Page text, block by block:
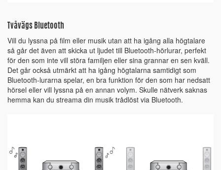
Tvåvägs Bluetooth
Vill du lyssna på film eller musik utan att ha igång alla högtalare
så går det även att skicka ut ljudet till Bluetooth-hörlurar, perfekt
för den som inte vill störa familjen eller sina grannar en sen kväll.
Det går också utmärkt att ha igång högtalarna samtidigt som
Bluetooth-lurarna spelar, en bra funktion för den som har nedsatt
hörsel eller vill lyssna på en annan volym. Skulle nätverk saknas
hemma kan du streama din musik trådlöst via Bluetooth.